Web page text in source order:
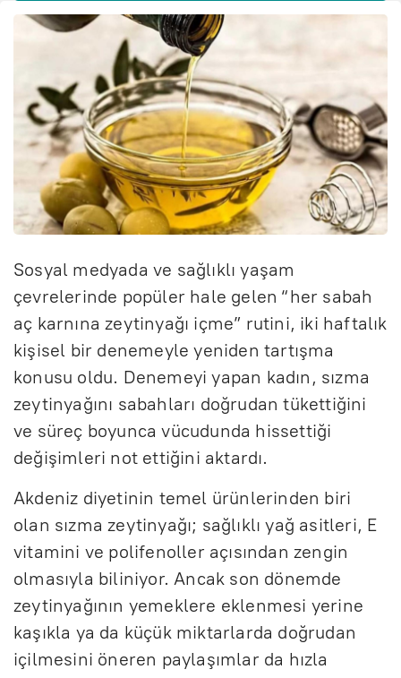
Sosyal medyada ve sağlıklı yaşam
çevrelerinde popüler hale gelen “her sabah
aç karnına zeytinyağı içme” rutini, iki haftalık
kişisel bir denemeyle yeniden tartışma
konusu oldu. Denemeyi yapan kadın, sızma
zeytinyağını sabahları doğrudan tükettiğini
ve süreç boyunca vücudunda hissettiği
değişimleri not ettiğini aktardı.
Akdeniz diyetinin temel ürünlerinden biri
olan sızma zeytinyağı; sağlıklı yağ asitleri, E
vitamini ve polifenoller açısından zengin
olmasıyla biliniyor. Ancak son dönemde
zeytinyağının yemeklere eklenmesi yerine
kaşıkla ya da küçük miktarlarda doğrudan
içilmesini öneren paylaşımlar da hızla